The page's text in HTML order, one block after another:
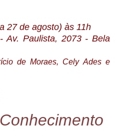
27 de agosto) às 11h
Av. Paulista, 2073 - Bela
de Moraes, Cely Ades e